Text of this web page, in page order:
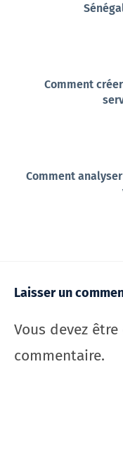
Comment
Comment
Laisser un
Vous devez être
commentaire.